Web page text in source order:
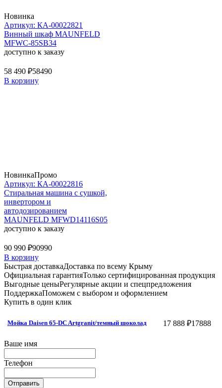
Новинка
Артикул: КА-00022821
Винный шкаф MAUNFELD
MFWC-85SB34
доступно к заказу
58 490 ₽58490
В корзину
НовинкаПромо
Артикул: КА-00022816
Стиральная машина c сушкой,
инвертором и
автодозированием
MAUNFELD MFWD14116S05
доступно к заказу
90 990 ₽90990
В корзину
Быстрая доставкаДоставка по всему Крыму
Официальная гарантияТолько сертифицированная продукция
Выгодные ценыРегулярные акции и спецпредложения
ПоддержкаПоможем с выбором и оформлением
Купить в один клик
Мойка Daisen 65-DC Artgranit/темный шоколад 17 888 ₽17888
Ваше имя
Телефон
Отправить